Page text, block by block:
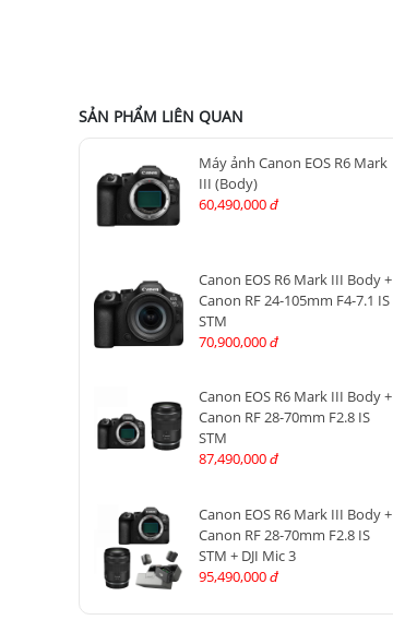
SẢN PHẨM LIÊN QUAN
Máy ảnh Canon EOS R6 Mark
III (Body)
60,490,000 đ
Canon EOS R6 Mark III Body +
Canon RF 24-105mm F4-7.1 IS
STM
70,900,000 đ
Canon EOS R6 Mark III Body +
Canon RF 28-70mm F2.8 IS
STM
87,490,000 đ
Canon EOS R6 Mark III Body +
Canon RF 28-70mm F2.8 IS
STM + DJI Mic 3
95,490,000 đ